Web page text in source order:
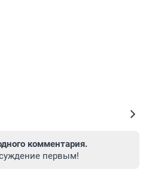
комментария.
первым!